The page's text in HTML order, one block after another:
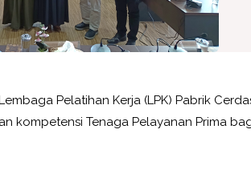
Pelatihan Kerja (LPK) Pabrik
kompetensi Tenaga Pelayanan Prima